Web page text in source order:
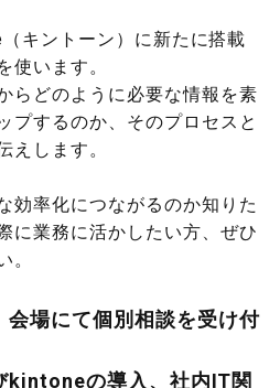
キントーン）に新たに搭載
使います。
らどのように必要な情報を素
プするのか、そのプロセスと
えします。
効率化につながるのか知りた
に業務に活かしたい方、ぜひ
。
会場にて個別相談を受け付
kintoneの導入、社内IT関